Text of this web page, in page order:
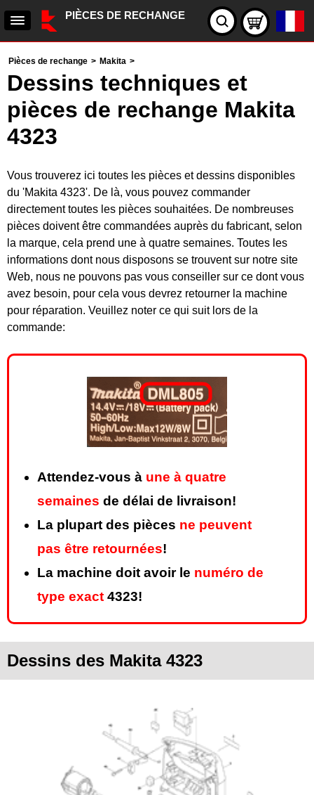
PIÈCES DE RECHANGE
Pièces de rechange > Makita >
Dessins techniques et
pièces de rechange Makita
4323
Vous trouverez ici toutes les pièces et dessins disponibles
du 'Makita 4323'. De là, vous pouvez commander
directement toutes les pièces souhaitées. De nombreuses
pièces doivent être commandées auprès du fabricant, selon
la marque, cela prend une à quatre semaines. Toutes les
informations dont nous disposons se trouvent sur notre site
Web, nous ne pouvons pas vous conseiller sur ce dont vous
avez besoin, pour cela vous devrez retourner la machine
pour réparation. Veuillez noter ce qui suit lors de la
commande:
Attendez-vous à une à quatre
semaines de délai de livraison!
La plupart des pièces ne peuvent
pas être retournées!
La machine doit avoir le numéro de
type exact 4323!
Dessins des Makita 4323